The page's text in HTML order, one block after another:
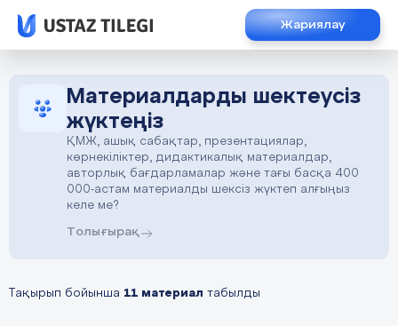
Жариялау
Материалдарды шектеусіз
жүктеңіз
ҚМЖ, ашық сабақтар, презентациялар,
көрнекіліктер, дидактикалық материалдар,
авторлық бағдарламалар және тағы басқа 400
000-астам материалды шексіз жүктеп алғыңыз
келе ме?
Толығырақ
Тақырып бойынша 11 материал табылды